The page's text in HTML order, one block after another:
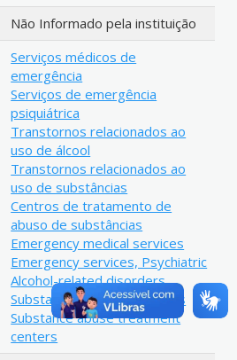
Não Informado pela instituição
Serviços médicos de
emergência
Serviços de emergência
psiquiátrica
Transtornos relacionados ao
uso de álcool
Transtornos relacionados ao
uso de substâncias
Centros de tratamento de
abuso de substâncias
Emergency medical services
Emergency services, Psychiatric
Alcohol-related disorders
Substance-related disorders
Substance abuse treatment
centers